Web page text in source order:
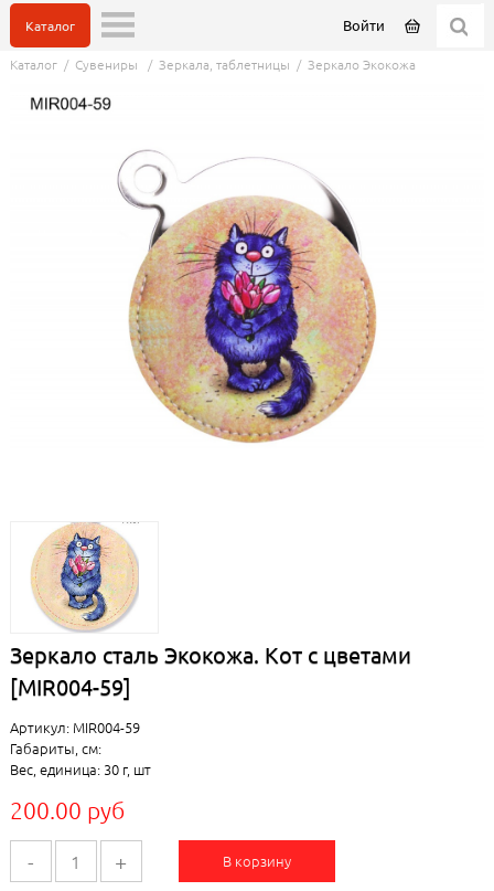
Войти
Каталог
Каталог/ Сувениры / Зеркала, таблетницы / Зеркало Экокожа
Зеркало сталь Экокожа. Кот с цветами
[MIR004-59]
Артикул: MIR004-59
Габариты, см:
Вес, единица: 30 г, шт
200.00 руб
- + В корзину